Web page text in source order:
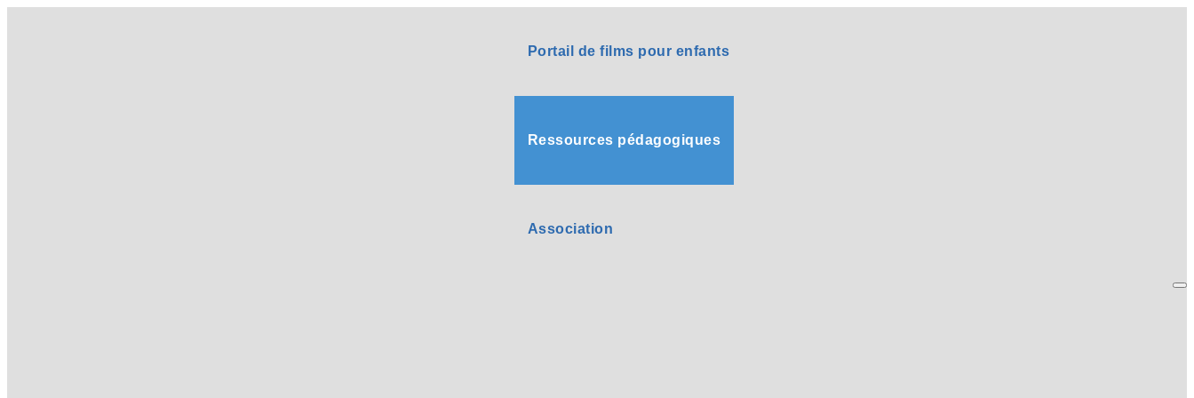
Portail de films pour enfants
Ressources pédagogiques
Association